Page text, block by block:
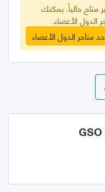
متاح حالياً. يمكنك
الأعضاء.
متاجر الدول الأعضاء